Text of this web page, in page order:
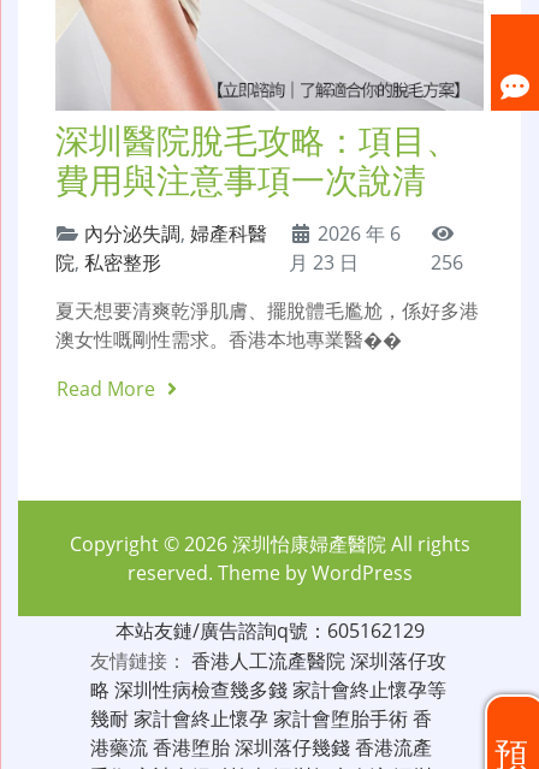
深圳醫院脫毛攻略：項目、
費用與注意事項一次說清
內分泌失調, 婦產科醫
院, 私密整形
2026 年 6
月 23 日
256
夏天想要清爽乾淨肌膚、擺脫體毛尷尬，係好多港
澳女性嘅剛性需求。香港本地專業醫��
Read More
預
Copyright © 2026深圳怡康婦產醫院All rights
reserved. Theme byWordPress
本站友鏈/廣告諮詢q號：605162129
友情鏈接： 香港人工流產醫院深圳落仔攻
略 深圳性病檢查幾多錢家計會終止懷孕等
幾耐家計會終止懷孕家計會堕胎手術香
港藥流香港堕胎深圳落仔幾錢香港流產